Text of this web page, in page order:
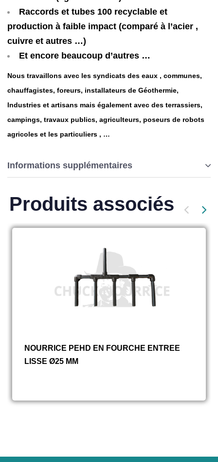
Raccords et tubes 100 recyclable et
production à faible impact (comparé à l’acier ,
cuivre et autres …)
Et encore beaucoup d’autres …
Nous travaillons avec les syndicats des eaux , communes,
chauffagistes, foreurs, installateurs de Géothermie,
Industries et artisans mais également avec des terrassiers,
campings, travaux publics, agriculteurs, poseurs de robots
agricoles et les particuliers , …
Informations supplémentaires
Produits associés
NOURRICE PEHD EN FOURCHE ENTREE
LISSE Ø25 MM